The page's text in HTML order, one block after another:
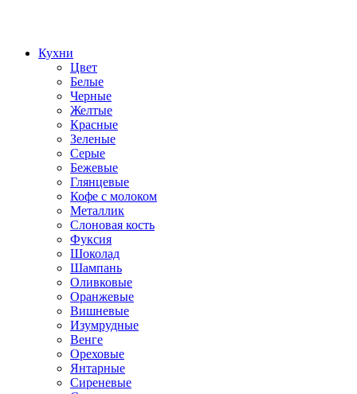
Кухни
Цвет
Белые
Черные
Желтые
Красные
Зеленые
Серые
Бежевые
Глянцевые
Кофе с молоком
Металлик
Слоновая кость
Фуксия
Шоколад
Шампань
Оливковые
Оранжевые
Вишневые
Изумрудные
Венге
Ореховые
Янтарные
Сиреневые